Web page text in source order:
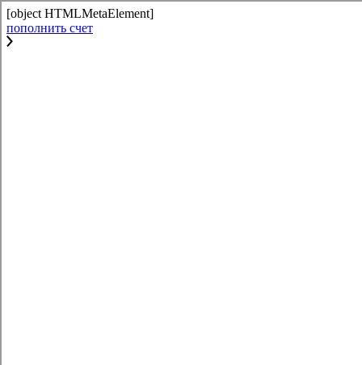
[object HTMLMetaElement]
пополнить счет